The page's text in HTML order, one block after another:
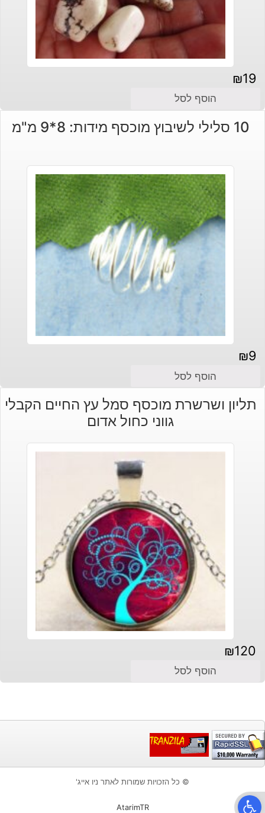
₪19
הוסף לסל
10 סלילי לשיבוץ מוכסף מידות: 8*9 מ"מ
₪9
הוסף לסל
תליון ושרשרת מוכסף סמל עץ החיים הקבלי
גווני כחול אדום
₪120
הוסף לסל
© כל הזכויות שמורות לאתר ניו אייג'
AtarimTR
פתח סרגל נגישות